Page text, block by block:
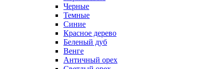
Черные
Темные
Синие
Красное дерево
Беленый дуб
Венге
Античный орех